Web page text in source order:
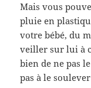
Mais vous
pluie en
votre bébé, du
veiller sur lui à
bien de ne pas
pas à le